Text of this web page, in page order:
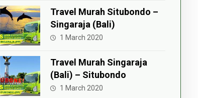
Travel Murah Situbondo –
Singaraja (Bali)
1 March 2020
Travel Murah Singaraja
(Bali) – Situbondo
1 March 2020